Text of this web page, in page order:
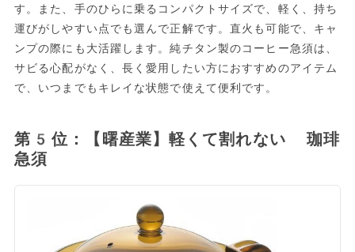
す。また、手のひらに乗るコンパクトサイズで、軽く、持ち
運びがしやすい点でも選んで正解です。直火も可能で、キャ
ンプの際にも大活躍します。純チタン製のコーヒー急須は、
サビる心配がなく、長く愛用したい方におすすめのアイテム
で、いつまでもキレイな状態で使えて便利です。
第5位：【曙産業】軽くて割れない 珈琲
急須